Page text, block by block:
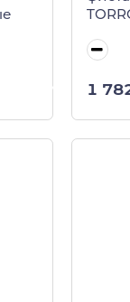
1